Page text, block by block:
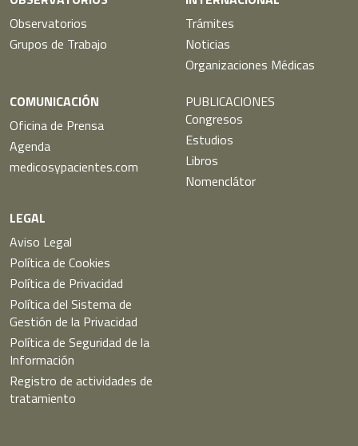
Observatorios
Grupos de Trabajo
Trámites
Noticias
Organizaciones Médicas
COMUNICACIÓN
Oficina de Prensa
Agenda
medicosypacientes.com
PUBLICACIONES
Congresos
Estudios
Libros
Nomenclátor
LEGAL
Aviso Legal
Política de Cookies
Política de Privacidad
Política del Sistema de
Gestión de la Privacidad
Política de Seguridad de la
Información
Registro de actividades de
tratamiento